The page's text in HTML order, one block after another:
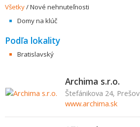
Všetky/Nové nehnuteľnosti
Domy na klúč
Podľa lokality
Bratislavský
Archima s.r.o.
Štefánikova 24, Prešov
www.archima.sk